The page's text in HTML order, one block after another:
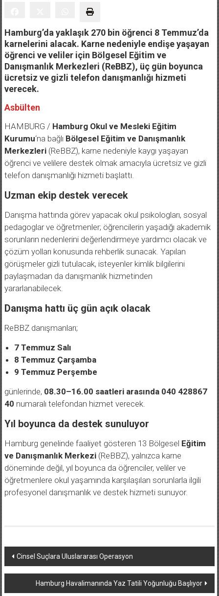
Hamburg’da yaklaşık 270 bin öğrenci 8 Temmuz’da
karnelerini alacak. Karne nedeniyle endişe yaşayan
öğrenci ve veliler için Bölgesel Eğitim ve
Danışmanlık Merkezleri (ReBBZ), üç gün boyunca
ücretsiz ve gizli telefon danışmanlığı hizmeti
verecek.
Asbülten
HAMBURG / Hamburg Okul ve Mesleki Eğitim
Kurumu‘na bağlı Bölgesel Eğitim ve Danışmanlık
Merkezleri (ReBBZ), karne nedeniyle kaygı yaşayan
öğrenci ve velilere destek olmak amacıyla ücretsiz ve gizli
telefon danışmanlığı hizmeti başlattı.
Uzman ekip destek verecek
Danışma hattında görev yapacak okul psikologları, sosyal
pedagoglar ve öğretmenler; öğrencilerin yaşadığı akademik
sorunların nedenlerini değerlendirmeye yardımcı olacak ve
çözüm yolları konusunda rehberlik sunacak. Yapılan
görüşmeler gizli tutulacak, isteyenler kimlik bilgilerini
paylaşmadan da danışmanlık hizmetinden
yararlanabilecek.
Danışma hattı üç gün açık olacak
ReBBZ danışmanları;
7 Temmuz Salı
8 Temmuz Çarşamba
9 Temmuz Perşembe
günlerinde, 08.30–16.00 saatleri arasında 040 428867
40 numaralı telefondan hizmet verecek.
Yıl boyunca da destek sunuluyor
Hamburg genelinde faaliyet gösteren 13 Bölgesel Eğitim
ve Danışmanlık Merkezi (ReBBZ), yalnızca karne
döneminde değil, yıl boyunca da öğrenciler, veliler ve
öğretmenlere okul yaşamında karşılaşılan sorunlarla ilgili
profesyonel danışmanlık ve destek hizmeti sunuyor.
Yazı
dolaşımı
Cinsel Suçlara Uluslararası Operasyon
Hamburg Havalimanında Yaz Tatili Yoğunluğu Başlıyor